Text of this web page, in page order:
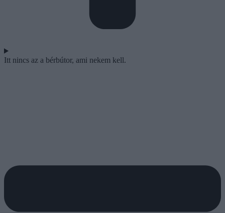
Itt nincs az a bérbútor, ami nekem kell.